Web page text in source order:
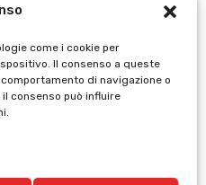
come i cookie per
Il consenso a queste
di navigazione o
consenso può influire